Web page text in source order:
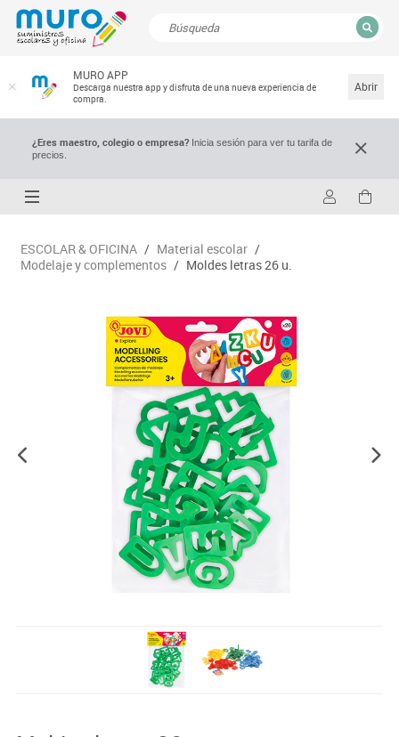
MURO APP
Descarga nuestra app y disfruta de una nueva experiencia de
compra.
Abrir
¿Eres maestro, colegio o empresa?Inicia sesión para ver tu tarifa de
precios.
ESCOLAR & OFICINA / Material escolar /
Modelaje y complementos / Moldes letras 26 u.